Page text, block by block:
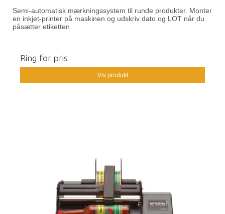
Semi-automatisk mærkningssystem til runde produkter. Monter
en inkjet-printer på maskinen og udskriv dato og LOT når du
påsætter etiketten
Ring for pris
Vis produkt